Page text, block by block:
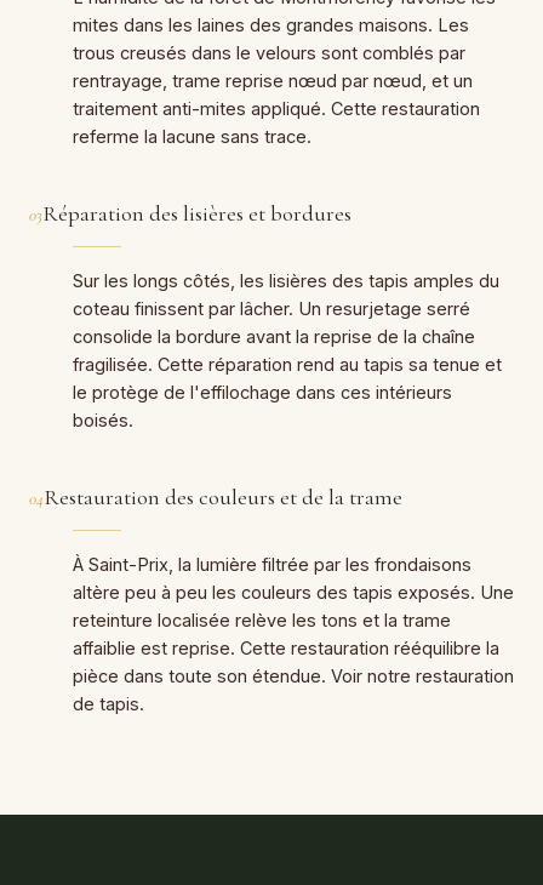
mites dans les laines des grandes maisons. Les
trous creusés dans le velours sont comblés par
rentrayage, trame reprise nœud par nœud, et un
traitement anti-mites appliqué. Cette restauration
referme la lacune sans trace.
03Réparation des lisières et bordures
Sur les longs côtés, les lisières des tapis amples du
coteau finissent par lâcher. Un resurjetage serré
consolide la bordure avant la reprise de la chaîne
fragilisée. Cette réparation rend au tapis sa tenue et
le protège de l'effilochage dans ces intérieurs
boisés.
04Restauration des couleurs et de la trame
À Saint-Prix, la lumière filtrée par les frondaisons
altère peu à peu les couleurs des tapis exposés. Une
reteinture localisée relève les tons et la trame
affaiblie est reprise. Cette restauration rééquilibre la
pièce dans toute son étendue. Voir notre restauration
de tapis.